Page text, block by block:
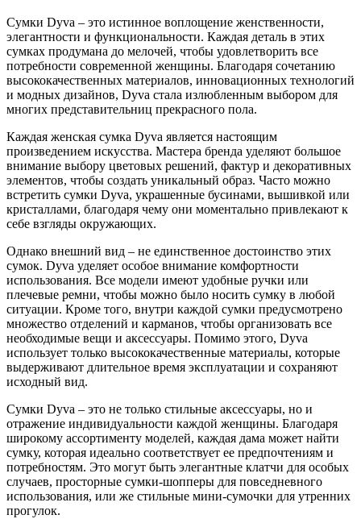
Сумки Dyva – это истинное воплощение женственности,
элегантности и функциональности. Каждая деталь в этих
сумках продумана до мелочей, чтобы удовлетворить все
потребности современной женщины. Благодаря сочетанию
высококачественных материалов, инновационных технологий
и модных дизайнов, Dyva стала излюбленным выбором для
многих представительниц прекрасного пола.
Каждая женская сумка Dyva является настоящим
произведением искусства. Мастера бренда уделяют большое
внимание выбору цветовых решений, фактур и декоративных
элементов, чтобы создать уникальный образ. Часто можно
встретить сумки Dyva, украшенные бусинами, вышивкой или
кристаллами, благодаря чему они моментально привлекают к
себе взгляды окружающих.
Однако внешний вид – не единственное достоинство этих
сумок. Dyva уделяет особое внимание комфортности
использования. Все модели имеют удобные ручки или
плечевые ремни, чтобы можно было носить сумку в любой
ситуации. Кроме того, внутри каждой сумки предусмотрено
множество отделений и карманов, чтобы организовать все
необходимые вещи и аксессуары. Помимо этого, Dyva
использует только высококачественные материалы, которые
выдерживают длительное время эксплуатации и сохраняют
исходный вид.
Сумки Dyva – это не только стильные аксессуары, но и
отражение индивидуальности каждой женщины. Благодаря
широкому ассортименту моделей, каждая дама может найти
сумку, которая идеально соответствует ее предпочтениям и
потребностям. Это могут быть элегантные клатчи для особых
случаев, просторные сумки-шопперы для повседневного
использования, или же стильные мини-сумочки для утренних
прогулок.